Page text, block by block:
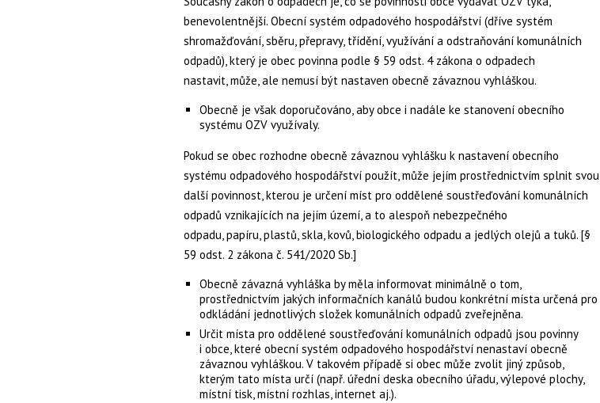
benevolentnější. Obecní systém odpadového hospodářství (dříve systém
shromažďování, sběru, přepravy, třídění, využívání a odstraňování komunálních
odpadů), který je obec povinna podle § 59 odst. 4 zákona o odpadech
nastavit,může, ale nemusí být nastaven obecně závaznou vyhláškou.
Obecně je však doporučováno, aby obce i nadále ke stanovení obecního
systému OZV využívaly.
Pokud se obec rozhodne obecně závaznou vyhlášku k nastavení obecního
systému odpadového hospodářství použít, může jejím prostřednictvím splnit svou
další povinnost, kterou je určení míst pro oddělené soustřeďování komunálních
odpadů vznikajících na jejím území, a to alespoň nebezpečného
odpadu,papíru,plastů,skla,kovů,biologického odpadu a jedlých olejů a tuků. [§
59 odst. 2 zákona č. 541/2020 Sb.]
Obecně závazná vyhláška by měla informovat minimálně o tom,
prostřednictvím jakých informačních kanálů budou konkrétní místa určená pro
odkládání jednotlivých složek komunálních odpadů zveřejněna.
Určit místa pro oddělené soustřeďování komunálních odpadů jsou povinny
i obce, které obecní systém odpadového hospodářství nenastaví obecně
závaznou vyhláškou. V takovém případě si obec může zvolit jiný způsob,
kterým tato místa určí (např. úřední deska obecního úřadu, výlepové plochy,
místní tisk, místní rozhlas, internet aj.).